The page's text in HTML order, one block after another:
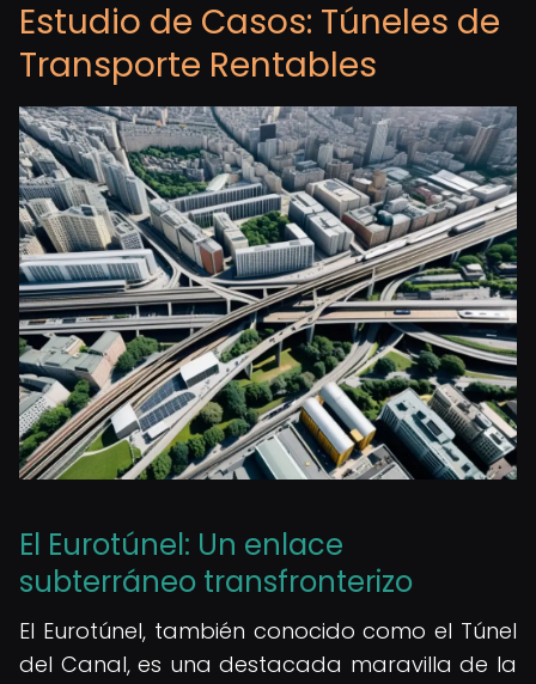
Estudio de Casos: Túneles de
Transporte Rentables
El Eurotúnel: Un enlace
subterráneo transfronterizo
El Eurotúnel, también conocido como el Túnel
del Canal, es una destacada maravilla de la